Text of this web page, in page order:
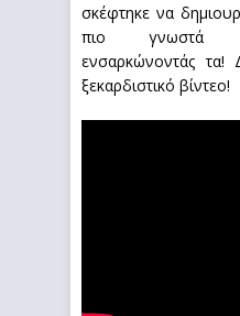
σκέφτηκε να
πιο γνωστά
ενσαρκώνοντάς τα!
ξεκαρδιστικό βίντεο!